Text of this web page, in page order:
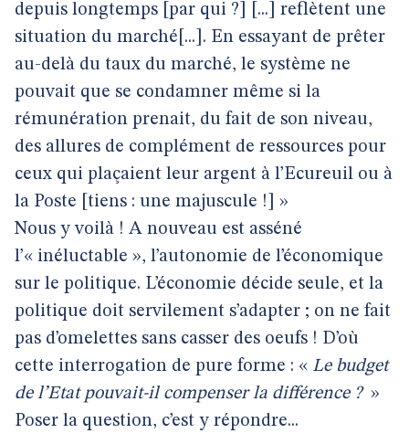
depuis longtemps [par qui ?] [...] reflètent une
situation du marché[...]. En essayant de prêter
au-delà du taux du marché, le système ne
pouvait que se condamner même si la
rémunération prenait, du fait de son niveau,
des allures de complément de ressources pour
ceux qui plaçaient leur argent à l’Ecureuil ou à
la Poste [tiens : une majuscule !] »
Nous y voilà ! A nouveau est asséné
l’« inéluctable », l’autonomie de l’économique
sur le politique. L’économie décide seule, et la
politique doit servilement s’adapter ; on ne fait
pas d’omelettes sans casser des oeufs ! D’où
cette interrogation de pure forme : « Le budget
de l’Etat pouvait-il compenser la différence ? »
Poser la question, c’est y répondre...